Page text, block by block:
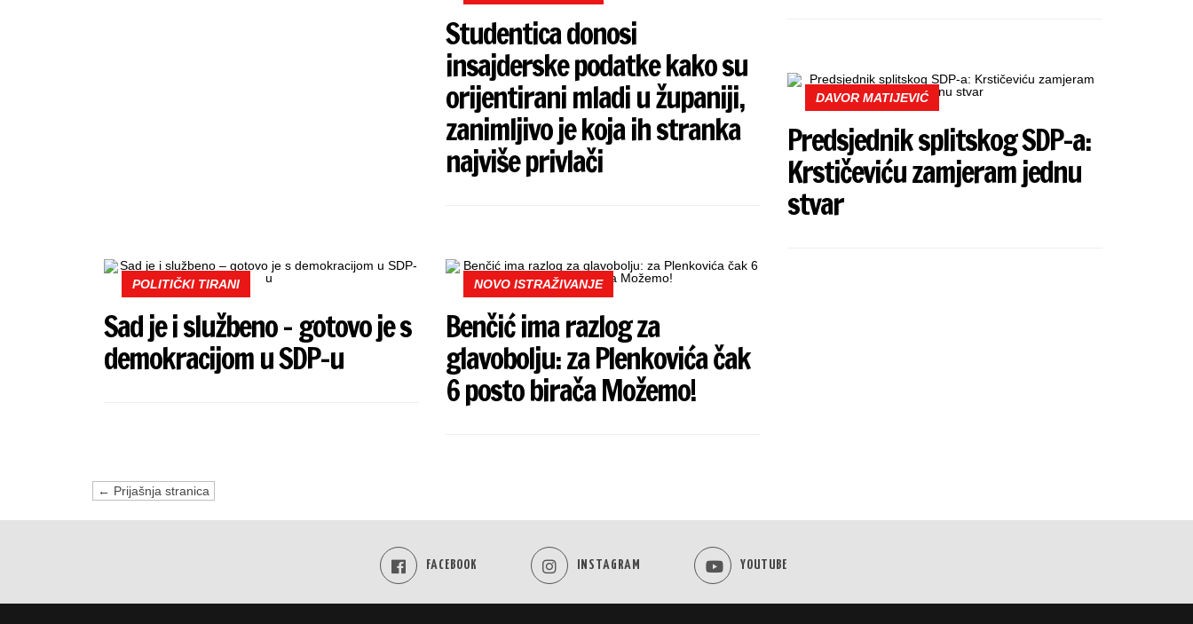
Studentica donosi
insajderske podatke kako su
orijentirani mladi u županiji,
zanimljivo je koja ih stranka
najviše privlači
DAVOR MATIJEVIĆ
Predsjednik splitskog SDP-a:
Krstičeviću zamjeram jednu
stvar
POLITIČKI TIRANI
Sad je i službeno – gotovo je s
demokracijom u SDP-u
NOVO ISTRAŽIVANJE
Benčić ima razlog za
glavobolju: za Plenkovića čak
6 posto birača Možemo!
← Prijašnja stranica
FACEBOOK INSTAGRAM YOUTUBE